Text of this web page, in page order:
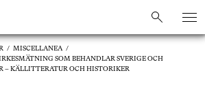
sök
sök
/ MISCELLANEA /
SOM BEHANDLAR SVERIGE OCH
– KÄLLITTERATUR OCH HISTORIKER